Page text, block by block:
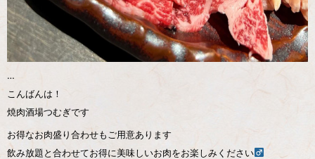
…
こんばんは！
焼肉酒場つむぎです
お得なお肉盛り合わせもご用意あります
飲み放題と合わせてお得に美味しいお肉をお楽しみください‍